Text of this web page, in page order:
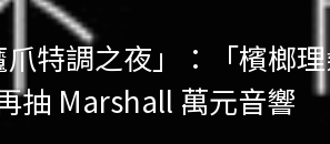
特調之夜」：「檳榔
抽 Marshall 萬元音響